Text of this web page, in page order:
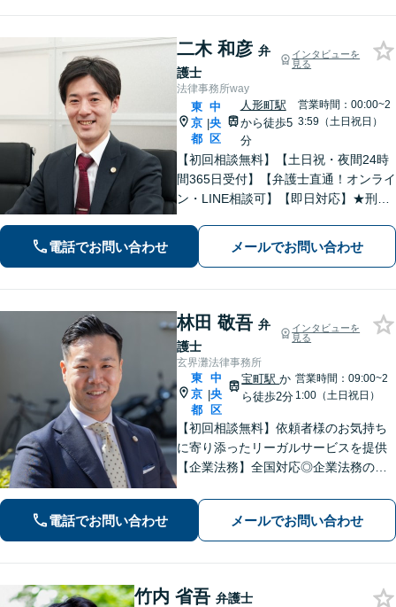
二木 和彦 弁
護士
インタビューを
見る
法律事務所way
東
京
都
|
中
央
区
人形町駅
から徒歩5
分
営業時間：00:00~2
3:59（土日祝日）
【初回相談無料】【土日祝・夜間24時
間365日受付】【弁護士直通！オンライ
ン・LINE相談可】【即日対応】★刑事
★債務整理に精通！お任せください！
あなたを全力サポートいたします【人
電話でお問い合わせ メールでお問い合わせ
林田 敬吾 弁
護士
インタビューを
見る
玄界灘法律事務所
東
京
都
|
中
央
区
宝町駅か
ら徒歩2分
営業時間：09:00~2
1:00（土日祝日）
【初回相談無料】依頼者様のお気持ち
に寄り添ったリーガルサービスを提供
【企業法務】全国対応◎企業法務の経
う、法的側面よりサポートします【刑
事事件】検事経験あり。捜査機関側の
対応を熟知し、一手先を見越した対応
【宝町駅2分】
電話でお問い合わせ メールでお問い合わせ
竹内 省吾 弁護士